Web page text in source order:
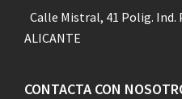
Calle Mistral, 41 Polig. Ind.
ALICANTE
CONTACTA CON